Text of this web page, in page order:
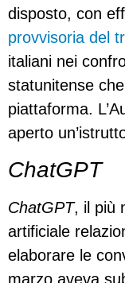
disposto, con
provvisoria del
italiani nei
statunitense
piattaforma.
aperto
ChatGPT
ChatGPT, il più
artificiale
elaborare le
marzo aveva